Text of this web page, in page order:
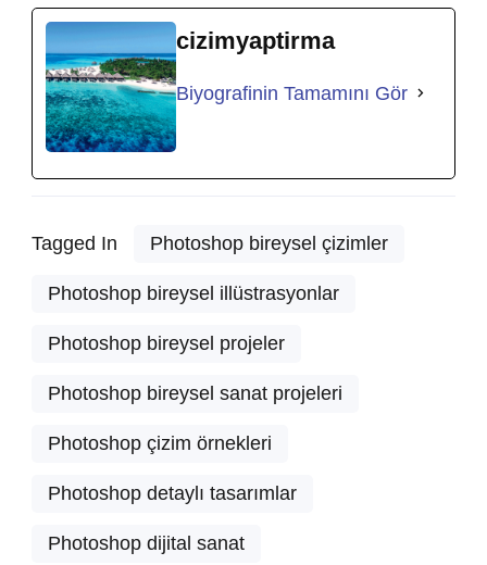
cizimyaptirma
Biyografinin Tamamını Gör
Tagged In Photoshop bireysel çizimler
Photoshop bireysel illüstrasyonlar
Photoshop bireysel projeler
Photoshop bireysel sanat projeleri
Photoshop çizim örnekleri
Photoshop detaylı tasarımlar
Photoshop dijital sanat